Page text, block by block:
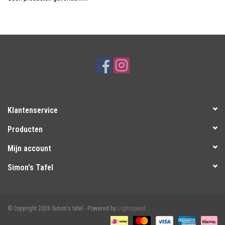
Cadeaubonnen
Klantenservice
Producten
Mijn account
Simon's Tafel
© Copyright 2026 Simon's tafel - Powered by Lightspeed